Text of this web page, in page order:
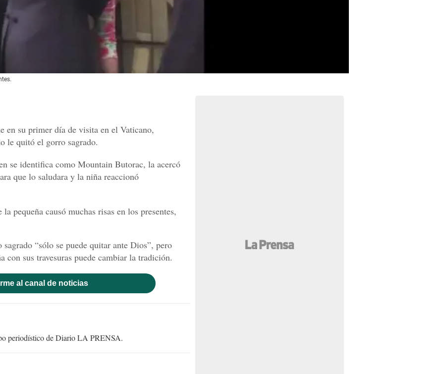
en su primer día de visita en el Vaticano,
le quitó el gorro sagrado.
se identifica como Mountain Butorac, la acercó
que lo saludara y la niña reaccionó
pequeña causó muchas risas en los presentes,
“sólo se puede quitar ante Dios”, pero
con sus travesuras puede cambiar la tradición.
al canal de noticias
periodístico de Diario LA PRENSA.